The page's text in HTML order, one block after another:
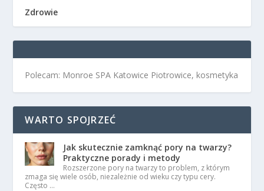
Zdrowie
Polecam: Monroe SPA Katowice Piotrowice, kosmetyka
WARTO SPOJRZEĆ
Jak skutecznie zamknąć pory na twarzy?
Praktyczne porady i metody
Rozszerzone pory na twarzy to problem, z którym
zmaga się wiele osób, niezależnie od wieku czy typu cery.
Często …